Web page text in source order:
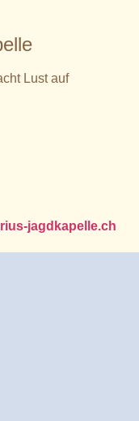
Lust auf
jagdkapelle.ch